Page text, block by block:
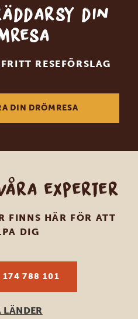
din
RESEFÖRSLAG
DIN DRÖMRESA
experter
FINNS HÄR FÖR ATT
DIG
174 788 101
LÄNDER